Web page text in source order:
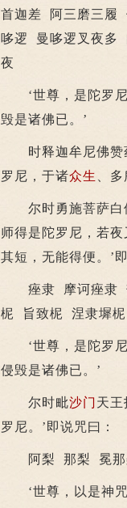
首迦差 阿三磨三履
哆逻 曼哆逻叉夜多
夜
‘世尊，是陀罗尼
毁是诸佛已。’
时释迦牟尼佛赞药
罗尼，于诸众生 、
尔时勇施菩萨白佛
师得是陀罗尼，若
其短，无能得便。’
痤隶 摩诃痤隶
柅 旨致柅 涅隶墀
‘世尊，是陀罗尼
侵毁是诸佛已。’
尔时毗沙门 天王
罗尼。’即说咒曰：
阿梨 那梨 冕那
‘世尊，以是神咒